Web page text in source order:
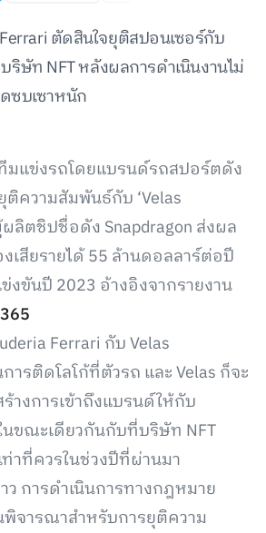
ตัดสินใจยุติสปอนเซอร์กับ
ริษัท NFT หลังผลการดำเนินงานไม่
ซบเซาหนัก
มแข่งรถโดยแบรนด์รถสปอร์ตดัง
ติความสัมพันธ์กับ ‘Velas
ผลิตชิปชื่อดัง Snapdragon ส่งผล
เสียรายได้ 55 ล้านดอลลาร์ต่อปี
งขันปี 2023 อ้างอิงจากรายงาน
Ferrari กับ Velas
ารติดโลโก้ที่ตัวรถ และ Velas ก็จะ
ร้างการเข้าถึงแบรนด์ให้กับ
นขณะเดียวกันกับที่บริษัท NFT
ท่าที่ควรในช่วงปีที่ผ่านมา
ว การดำเนินการทางกฎหมาย
จารณาสำหรับการยุติความ